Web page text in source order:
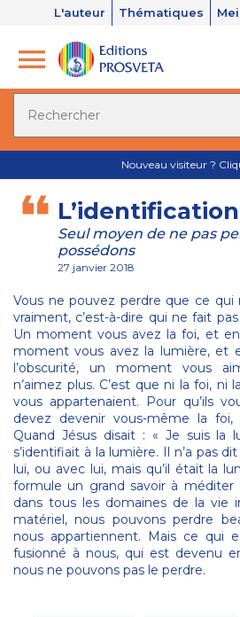
L'auteur Thématiques
Nouveau visiteur ?
L’identification
Seul moyen de ne pas
possédons
27 janvier 2018
Vous ne pouvez perdre que ce qui
vraiment, c’est-à-dire qui ne fait
Un moment vous avez la foi, et
moment vous avez la lumière, et
l’obscurité, un moment vous
n’aimez plus. C’est que ni la foi, ni
vous appartenaient. Pour qu’ils
devez devenir vous-même la foi,
Quand Jésus disait : « Je suis la
s’identifiait à la lumière. Il n’a pas
lui, ou avec lui, mais qu’il était la
formule un grand savoir à
dans tous les domaines de la vie
matériel, nous pouvons perdre
nous appartiennent. Mais ce qui
fusionné à nous, qui est devenu
nous ne pouvons pas le perdre.